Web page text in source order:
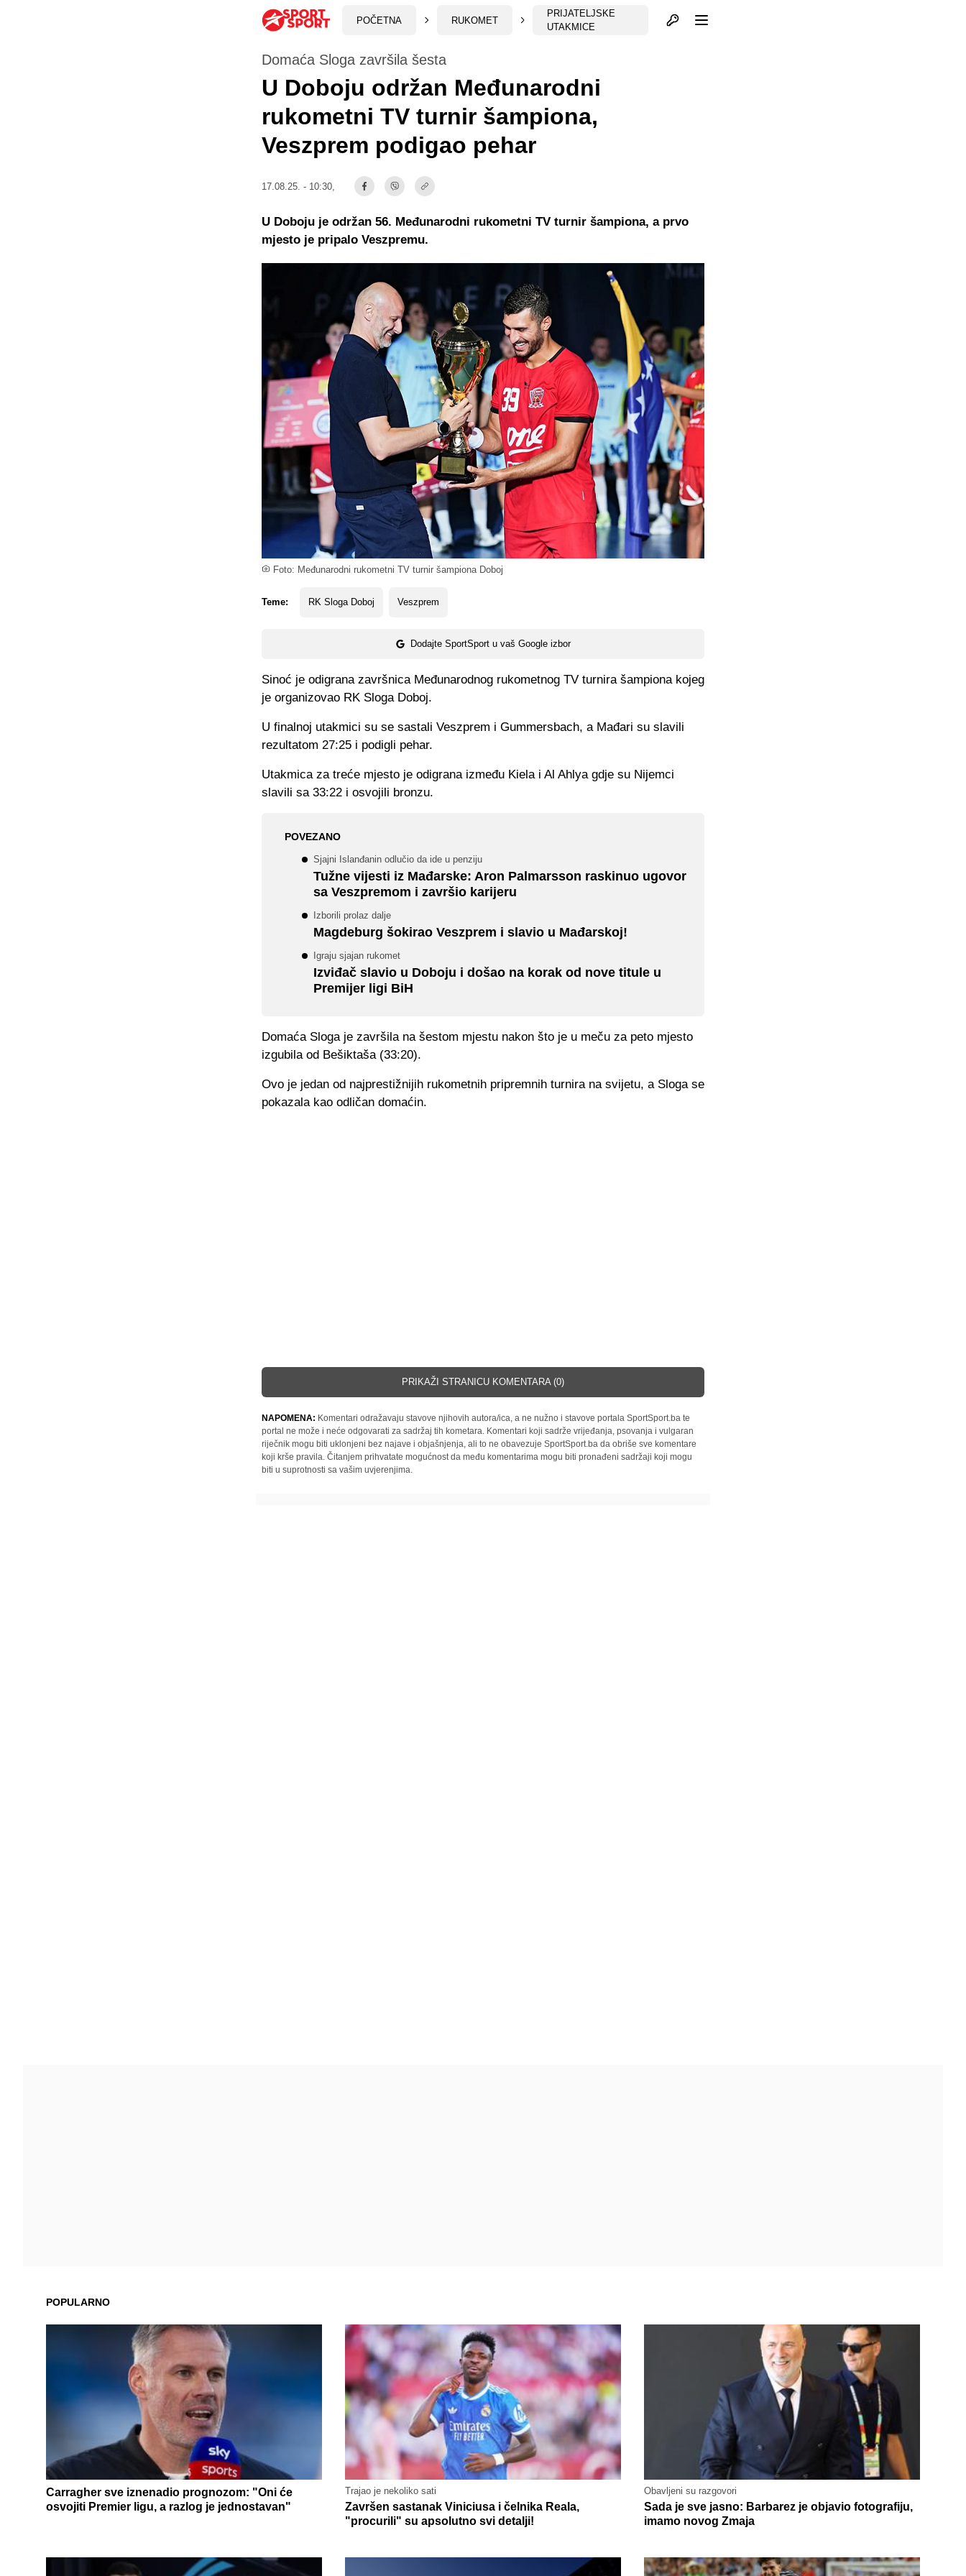
POČETNA RUKOMET
PRIJATELJSKE
UTAKMICE
Otvori profil
Foto: Međunarodni rukometni TV turnir šampiona Doboj
Domaća Sloga završila šesta
U Doboju održan Međunarodni
rukometni TV turnir šampiona,
Veszprem podigao pehar
17.08.25. - 10:30,
Teme: RK Sloga Doboj Veszprem
Dodajte SportSport u vaš Google izbor
U Doboju je održan 56. Međunarodni rukometni TV turnir šampiona, a prvo
mjesto je pripalo Veszpremu.
Sinoć je odigrana završnica Međunarodnog rukometnog TV turnira šampiona kojeg
je organizovao RK Sloga Doboj.
U finalnoj utakmici su se sastali Veszprem i Gummersbach, a Mađari su slavili
rezultatom 27:25 i podigli pehar.
Utakmica za treće mjesto je odigrana između Kiela i Al Ahlya gdje su Nijemci
slavili sa 33:22 i osvojili bronzu.
POVEZANO
Sjajni Islanđanin odlučio da ide u penziju
Tužne vijesti iz Mađarske: Aron Palmarsson raskinuo ugovor
sa Veszpremom i završio karijeru
Izborili prolaz dalje
Magdeburg šokirao Veszprem i slavio u Mađarskoj!
Igraju sjajan rukomet
Izviđač slavio u Doboju i došao na korak od nove titule u
Premijer ligi BiH
Domaća Sloga je završila na šestom mjestu nakon što je u meču za peto mjesto
izgubila od Bešiktaša (33:20).
Ovo je jedan od najprestižnijih rukometnih pripremnih turnira na svijetu, a Sloga se
pokazala kao odličan domaćin.
PRIKAŽI STRANICU KOMENTARA (0)
NAPOMENA: Komentari odražavaju stavove njihovih autora/ica, a ne nužno i stavove portala SportSport.ba te
portal ne može i neće odgovarati za sadržaj tih kometara. Komentari koji sadrže vrijeđanja, psovanja i vulgaran
riječnik mogu biti uklonjeni bez najave i objašnjenja, ali to ne obavezuje SportSport.ba da obriše sve komentare
koji krše pravila. Čitanjem prihvatate mogućnost da među komentarima mogu biti pronađeni sadržaji koji mogu
biti u suprotnosti sa vašim uvjerenjima.
POPULARNO
Carragher sve iznenadio prognozom: "Oni će
osvojiti Premier ligu, a razlog je jednostavan"
Trajao je nekoliko sati
Završen sastanak Viniciusa i čelnika Reala,
"procurili" su apsolutno svi detalji!
Obavljeni su razgovori
Sada je sve jasno: Barbarez je objavio fotografiju,
imamo novog Zmaja